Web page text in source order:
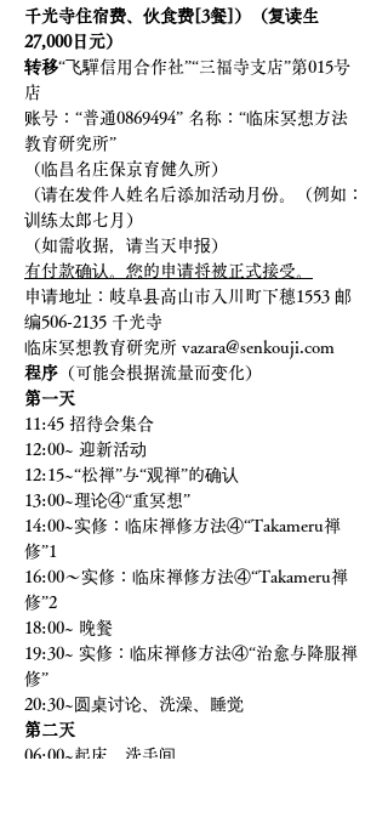
千光寺住宿费、伙食费[3餐]）（复读生
27,000日元）
转移“飞驒信用合作社”“三福寺支店”第015号
店
账号：“普通0869494” 名称：“临床冥想方法
教育研究所”
（临昌名庄保京育健久所）
（请在发件人姓名后添加活动月份。（例如：
训练太郎七月）
（如需收据，请当天申报）
有付款确认。您的申请将被正式接受。
申请地址：岐阜县高山市入川町下穗1553 邮
编506-2135 千光寺
临床冥想教育研究所 vazara@senkouji.com
程序 （可能会根据流量而变化）
第一天
11:45 招待会集合
12:00~ 迎新活动
12:15~“松禅”与“观禅”的确认
13:00~理论④“重冥想”
14:00~实修：临床禅修方法④“Takameru禅
修”1
16:00～实修：临床禅修方法④“Takameru禅
修”2
18:00~ 晚餐
19:30~ 实修：临床禅修方法④“治愈与降服禅
修”
20:30~圆桌讨论、洗澡、睡觉
第二天
06:00~起床，洗手间